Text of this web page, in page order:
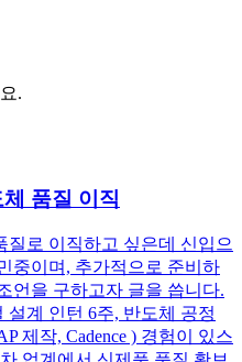
.
품질 이직
질로 이직하고 싶은데 신입으
중이며, 추가적으로 준비하
언을 구하고자 글을 씁니다.
계 인턴 6주, 반도체 공정
제작, Cadence ) 경험이 있스